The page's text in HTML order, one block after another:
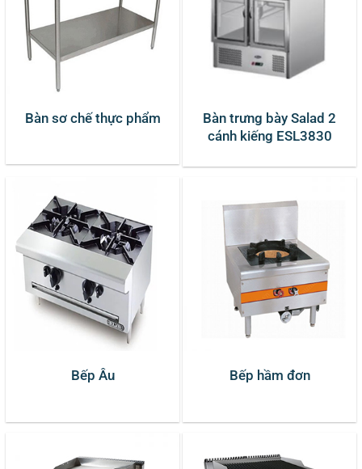
Bàn sơ chế thực phẩm
Bàn trưng bày Salad 2
cánh kiếng ESL3830
Bếp Âu Bếp hầm đơn